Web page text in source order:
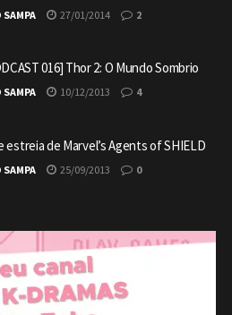
SAMPA 27/01/2014 2
016] Thor 2: O Mundo Sombrio
SAMPA 10/12/2013 4
estreia de Marvel’s Agents of SHIELD
SAMPA 25/09/2013 0